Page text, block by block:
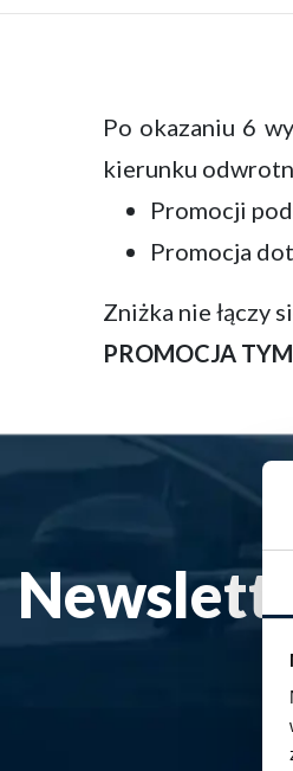
Po okazaniu 6
kierunku
Promocji
Promocja
Zniżka nie łączy
PROMOCJA